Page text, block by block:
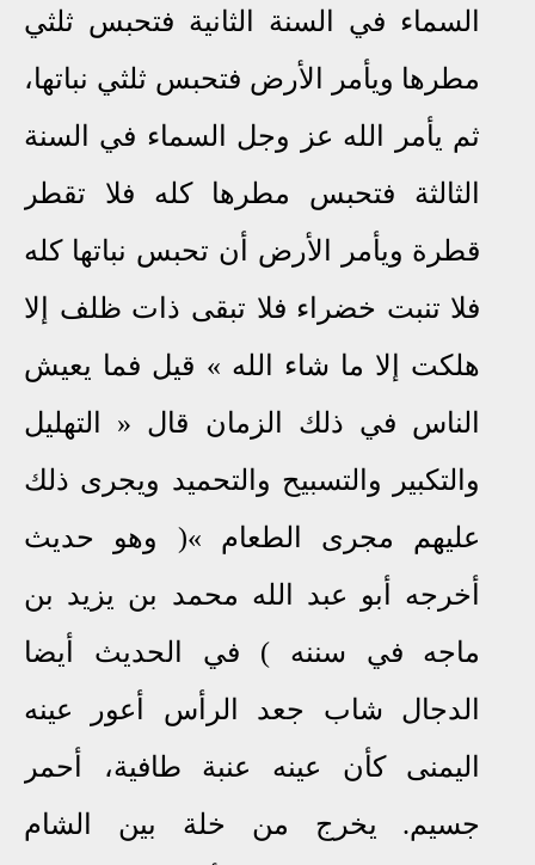
السماء في السنة الثانية فتحبس ثلثي
مطرها ويأمر الأرض فتحبس ثلثي نباتها،
ثم يأمر الله عز وجل السماء في السنة
الثالثة فتحبس مطرها كله فلا تقطر
قطرة ويأمر الأرض أن تحبس نباتها كله
فلا تنبت خضراء فلا تبقى ذات ظلف إلا
هلكت إلا ما شاء الله « قيل فما يعيش
الناس في ذلك الزمان قال » التهليل
والتكبير والتسبيح والتحميد ويجرى ذلك
عليهم مجرى الطعام «( وهو حديث
أخرجه أبو عبد الله محمد بن يزيد بن
ماجه في سننه ) في الحديث أيضا
الدجال شاب جعد الرأس أعور عينه
اليمنى كأن عينه عنبة طافية، أحمر
جسيم. يخرج من خلة بين الشام